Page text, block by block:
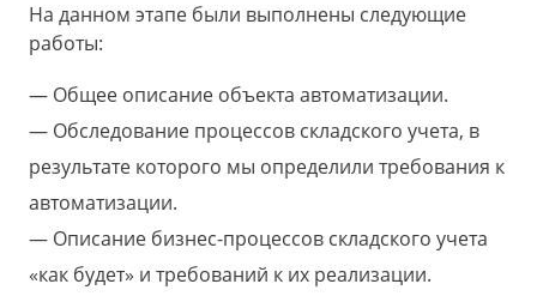
На данном этапе были выполнены следующие
работы:
Общее описание объекта автоматизации.
Обследование процессов складского учета, в
результате которого мы определили требования к
автоматизации.
Описание бизнес-процессов складского учета
«как будет» и требований к их реализации.